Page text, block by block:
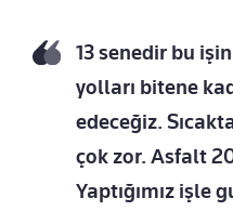
13 senedir bu
yolları bitene
edeceğiz.
çok zor. Asfalt
Yaptığımız işle